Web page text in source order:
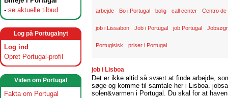
- se aktuelle tilbud
Log på Portugalnyt
Log ind
Opret Portugal-profil
Viden om Portugal
Fakta om Portugal
arbejde Bo i Portugal bolig call center Centro de
job i Lissabon Job i Portugal job Portugal
Portugisisk priser i Portugal
job i Lisboa
Det er ikke altid så svært at finde arbejde,
søge og komme til samtale her i Lisboa.
solen&varmen i Portugal. Du skal for at